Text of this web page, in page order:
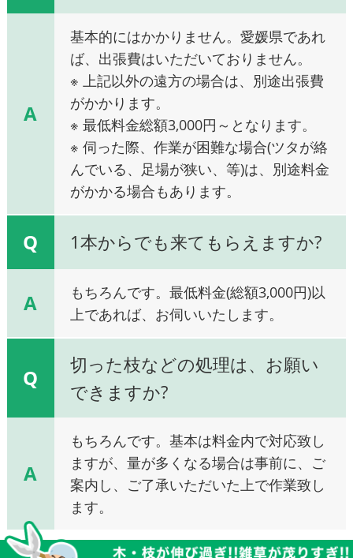
A
基本的にはかかりません。愛媛県であれ
ば、出張費はいただいておりません。
※ 上記以外の遠方の場合は、別途出張費
がかかります。
※ 最低料金総額3,000円～となります。
※ 伺った際、作業が困難な場合(ツタが絡
んでいる、足場が狭い、等)は、別途料金
がかかる場合もあります。
Q 1本からでも来てもらえますか?
A
もちろんです。最低料金(総額3,000円)以
上であれば、お伺いいたします。
Q
切った枝などの処理は、お願い
できますか?
A
もちろんです。基本は料金内で対応致し
ますが、量が多くなる場合は事前に、ご
案内し、ご了承いただいた上で作業致し
ます。